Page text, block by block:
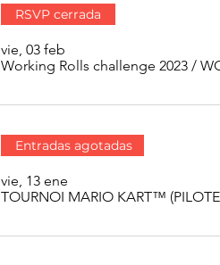
RSVP cerrada
vie, 03 feb
Working Rolls challenge 2023 /
Entradas agotadas
vie, 13 ene
TOURNOI MARIO KART™